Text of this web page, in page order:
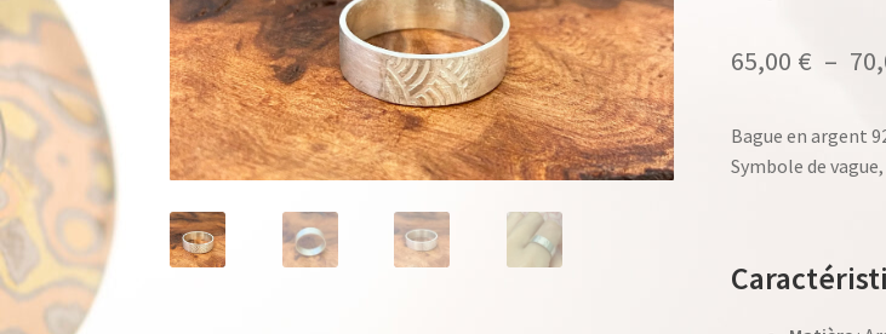
65,00 € –
Bague en argent
Symbole de